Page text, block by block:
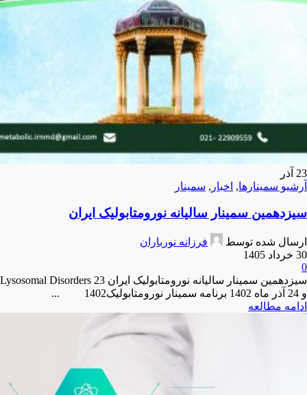
23 آذر
آرشیو سمینارها, اخبار , سمینار
سیزدهمین سمینار سالیانه نورومتابولیک ایران
ارسال شده توسط
فرزانه نورباران
30 خرداد 1405
0
سیزدهمین سمینار سالیانه نورومتابولیک ایران Lysosomal Disorders 23
و 24 آذر ماه 1402 برنامه سمینار نورومتابولیک1402 ...
ادامه مطالعه